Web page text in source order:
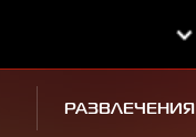
РАЗВЛЕЧЕНИЯ